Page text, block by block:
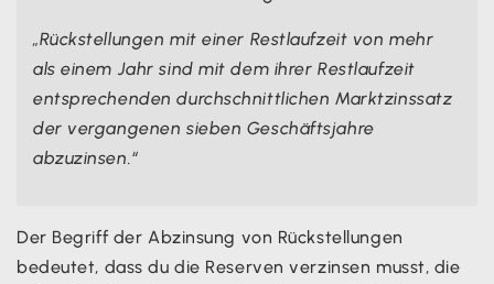
„Rückstellungen mit einer Restlaufzeit von mehr
als einem Jahr sind mit dem ihrer Restlaufzeit
entsprechenden durchschnittlichen Marktzinssatz
der vergangenen sieben Geschäftsjahre
abzuzinsen.“
Der Begriff der Abzinsung von Rückstellungen
bedeutet, dass du die Reserven verzinsen musst, die